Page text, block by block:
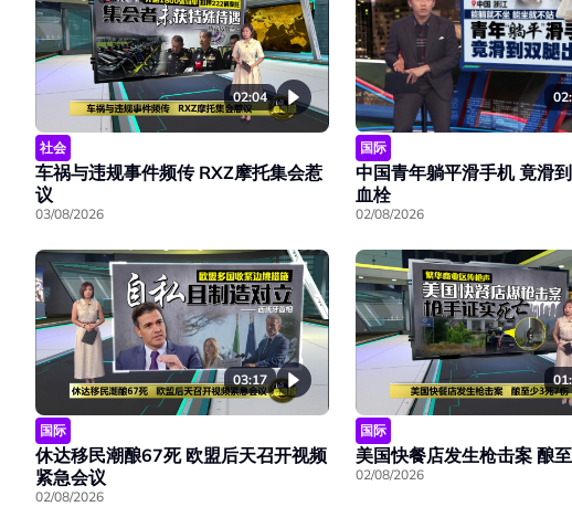
02:04
社会
车祸与违规事件频传 RXZ摩托集会惹
议
03/08/2026
国际
中国青年躺平滑手机 竟滑
血栓
02/08/2026
03:17
国际
休达移民潮酿67死 欧盟后天召开视频
紧急会议
02/08/2026
国际
美国快餐店发生枪击案 酿
02/08/2026